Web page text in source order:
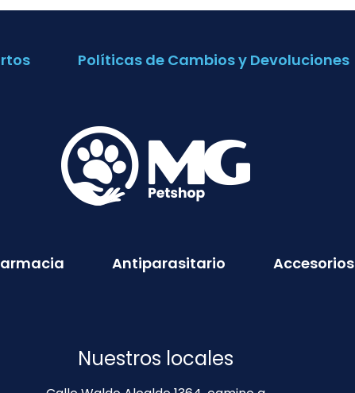
Políticas de Cambios y Devoluciones
Antiparasitario Accesorios
Nuestros locales